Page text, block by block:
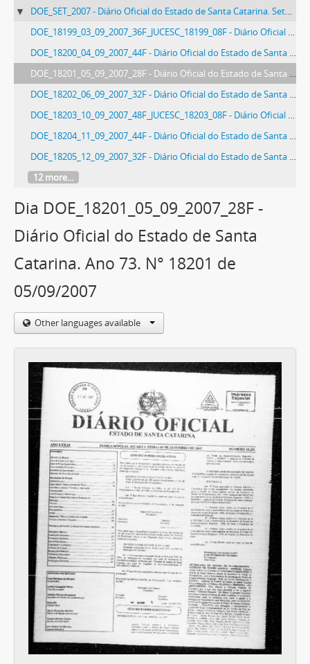
DOE_SET_2007 - Diário Oficial do Estado de Santa Catarina. Setembro de 2007
DOE_18199_03_09_2007_36F_JUCESC_18199_08F - Diário Oficial do Estado de Santa Catarina. Ano 73. N° 18199 de 03/09/2007
DOE_18200_04_09_2007_44F - Diário Oficial do Estado de Santa Catarina. Ano 73. N° 18200 de 04/09/2007
DOE_18201_05_09_2007_28F - Diário Oficial do Estado de Santa Catarina. Ano 73. N° 18201 de 05/09/2007
DOE_18202_06_09_2007_32F - Diário Oficial do Estado de Santa Catarina. Ano 73. N° 18202 de 06/09/2007
DOE_18203_10_09_2007_48F_JUCESC_18203_08F - Diário Oficial do Estado de Santa Catarina. Ano 73. N° 18203 de 10/09/2007
DOE_18204_11_09_2007_44F - Diário Oficial do Estado de Santa Catarina. Ano 73. N° 18204 de 11/09/2007
DOE_18205_12_09_2007_32F - Diário Oficial do Estado de Santa Catarina. Ano 73. N° 18205 de 12/09/2007
12 more...
Dia DOE_18201_05_09_2007_28F -
Diário Oficial do Estado de Santa
Catarina. Ano 73. N° 18201 de
05/09/2007
Other languages available